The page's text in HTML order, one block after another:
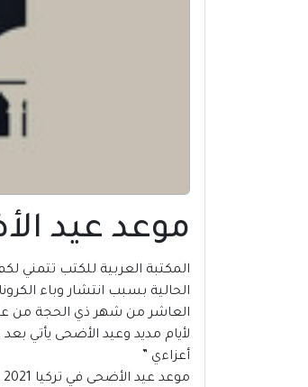
موعد عيد
الحالية بسبب انتشار وباء
لأيام مديد وعيد الأضحى يأتي
أعزاءي ”
موعد عيد الأضحى في تركيا 2021